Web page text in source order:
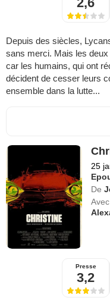
Depuis des siècles,
sans merci. Mais les deux
car les humains, qui ont
décident de cesser leurs
ensemble dans la lutte...
25
De
Avec
Presse
3,2